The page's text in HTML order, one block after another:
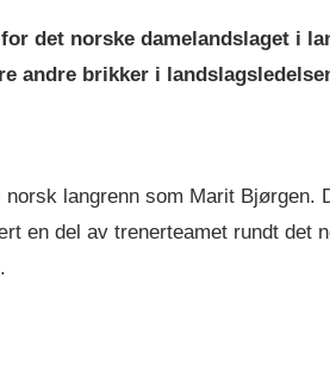
det norske damelandslaget i
andre brikker i
langrenn som Marit Bjørgen.
en del av trenerteamet rundt det